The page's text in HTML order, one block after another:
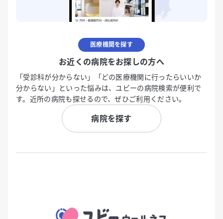
医療機関を探す
お近くの病院をお探しの方へ
「受診科が分からない」「どの医療機関に行ったらいいか
分からない」といった悩みは、ユビーの病院検索が便利で
す。近所の病院も探せるので、ぜひご利用ください。
病院を探す